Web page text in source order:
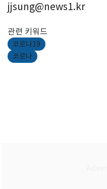
jjsung@news1.kr
관련 키워드
코로나19
코로나